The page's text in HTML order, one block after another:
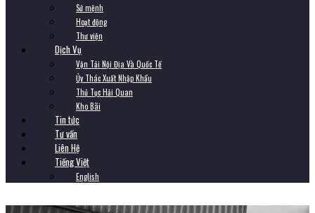
Sứ mệnh
Hoạt động
Thư viện
Dịch Vụ
Vận Tải Nội Địa Và Quốc Tế
Ủy Thác Xuất Nhập Khẩu
Thủ Tục Hải Quan
Kho Bãi
Tin tức
Tư vấn
Liên Hệ
Tiếng Việt
English